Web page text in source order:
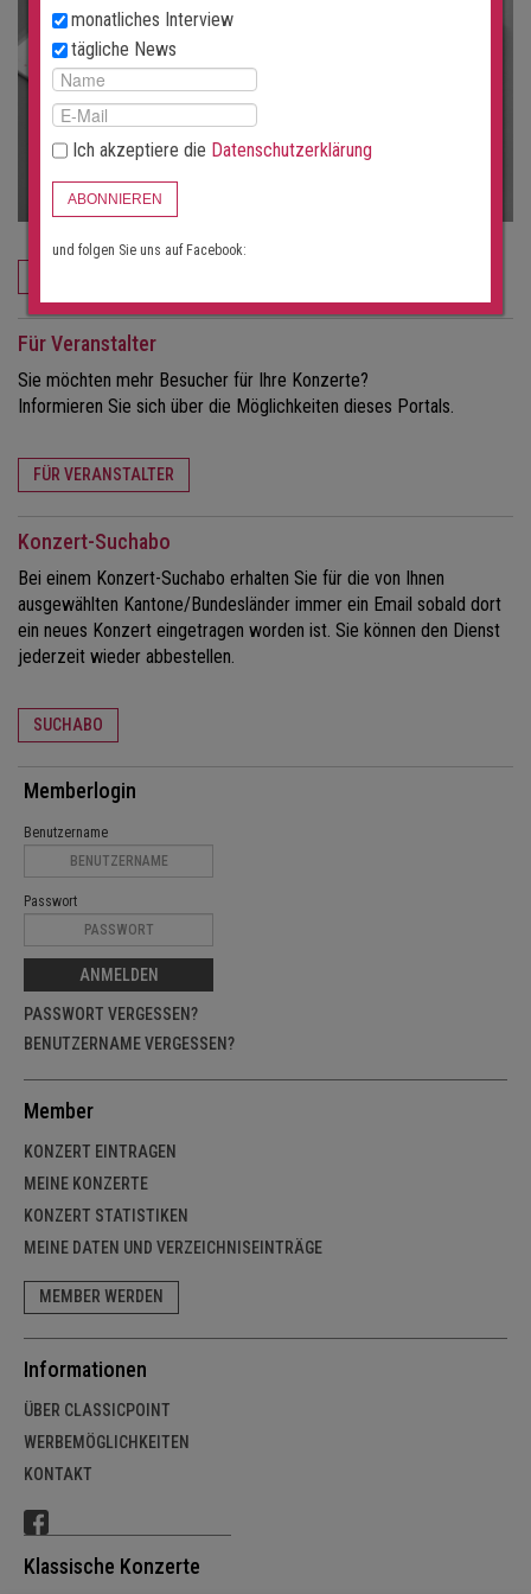
Für Veranstalter
Sie möchten mehr Besucher für Ihre Konzerte?
Informieren Sie sich über die Möglichkeiten dieses Portals.
FÜR VERANSTALTER
Konzert-Suchabo
Bei einem Konzert-Suchabo erhalten Sie für die von Ihnen
ausgewählten Kantone/Bundesländer immer ein Email sobald dort
ein neues Konzert eingetragen worden ist. Sie können den Dienst
jederzeit wieder abbestellen.
SUCHABO
Memberlogin
Benutzername
Passwort
ANMELDEN
PASSWORT VERGESSEN?
BENUTZERNAME VERGESSEN?
Member
KONZERT EINTRAGEN
MEINE KONZERTE
KONZERT STATISTIKEN
MEINE DATEN UND VERZEICHNISEINTRÄGE
MEMBER WERDEN
Informationen
ÜBER CLASSICPOINT
WERBEMÖGLICHKEITEN
KONTAKT
Klassische Konzerte
monatliches Interview
tägliche News
Ich akzeptiere die Datenschutzerklärung
ABONNIEREN
und folgen Sie uns auf Facebook: